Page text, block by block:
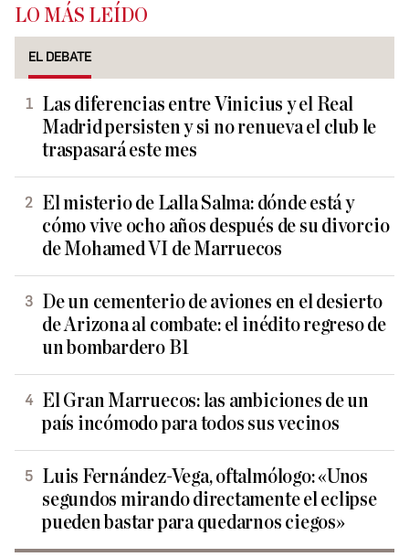
LO MÁS LEÍDO
EL DEBATE
Las diferencias entre Vinicius y el Real
Madrid persisten y si no renueva el club le
traspasará este mes
El misterio de Lalla Salma: dónde está y
cómo vive ocho años después de su divorcio
de Mohamed VI de Marruecos
De un cementerio de aviones en el desierto
de Arizona al combate: el inédito regreso de
un bombardero B1
El Gran Marruecos: las ambiciones de un
país incómodo para todos sus vecinos
Luis Fernández-Vega, oftalmólogo: «Unos
segundos mirando directamente el eclipse
pueden bastar para quedarnos ciegos»